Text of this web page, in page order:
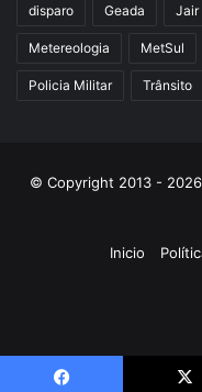
disparo Geada Jair
Metereologia MetSul
Policia Militar Trânsito
© Copyright 2013 -
Inicio